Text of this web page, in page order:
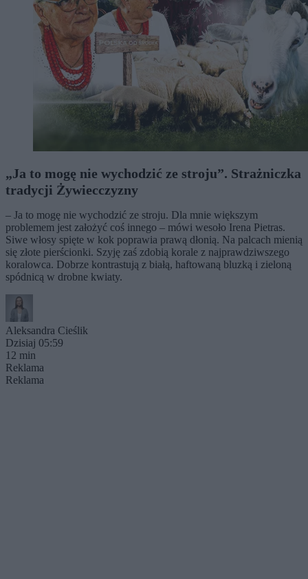
„Ja to mogę nie wychodzić ze stroju”. Strażniczka
tradycji Żywiecczyzny
– Ja to mogę nie wychodzić ze stroju. Dla mnie większym
problemem jest założyć coś innego – mówi wesoło Irena Pietras.
Siwe włosy spięte w kok poprawia prawą dłonią. Na palcach mienią
się złote pierścionki. Szyję zaś zdobią korale z najprawdziwszego
koralowca. Dobrze kontrastują z białą, haftowaną bluzką i zieloną
spódnicą w drobne kwiaty.
Aleksandra Cieślik
Dzisiaj 05:59
12 min
Reklama
Reklama